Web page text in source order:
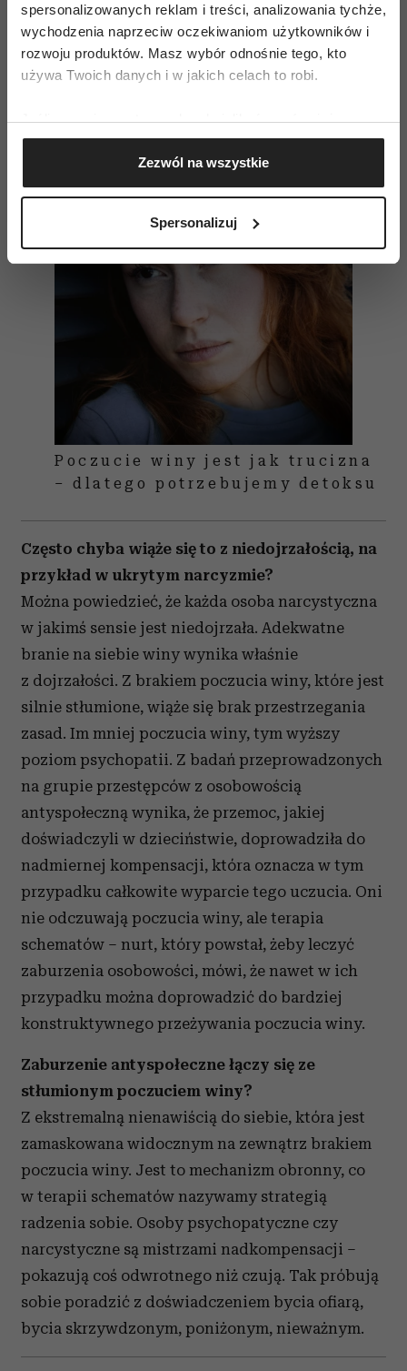
spersonalizowanych reklam i treści, analizowania tychże,
wychodzenia naprzeciw oczekiwaniom użytkowników i
rozwoju produktów. Masz wybór odnośnie tego, kto
używa Twoich danych i w jakich celach to robi.
Jeśli wyrazisz na to zgodę, chcielibyśmy również:
Gromadzić dane dotyczące Twojej lokalizacji
geograficznej z dokładnością nawet do kilku metrów
Identyfikować Twoje urządzenie, aktywnie
(fingerprinting, czyli wirtualny odcisk palca)
dane są przetwarzane oraz ustaw własne preferencje w
. W Deklaracji plików cookie możesz
zmienić lub wycofać swoją zgodę w dowolnej chwili.
Wykorzystujemy pliki cookie do spersonalizowania treści
i reklam, aby oferować funkcje społecznościowe i
analizować ruch w naszej witrynie. Informacje o tym, jak
społecznościowym, reklamowym i analitycznym.
Partnerzy mogą połączyć te informacje z innymi danymi
otrzymanymi od Ciebie lub uzyskanymi podczas
korzystania z ich usług.
Zezwól na wszystkie
Spersonalizuj
można to poznać właśnie po ich roszczeniowości,
arogancji, wywyższaniu się, nieuzasadnionej
pewności siebie.
Czytaj także
Poczucie winy jest jak trucizna
– dlatego potrzebujemy detoksu
Często chyba wiąże się to z niedojrzałością, na
przykład w ukrytym narcyzmie?
Można powiedzieć, że każda osoba narcystyczna
w jakimś sensie jest niedojrzała. Adekwatne
branie na siebie winy wynika właśnie
z dojrzałości. Z brakiem poczucia winy, które jest
silnie stłumione, wiąże się brak przestrzegania
zasad. Im mniej poczucia winy, tym wyższy
poziom psychopatii. Z badań przeprowadzonych
na grupie przestępców z osobowością
antyspołeczną wynika, że przemoc, jakiej
doświadczyli w dzieciństwie, doprowadziła do
nadmiernej kompensacji, która oznacza w tym
przypadku całkowite wyparcie tego uczucia. Oni
nie odczuwają poczucia winy, ale terapia
schematów – nurt, który powstał, żeby leczyć
zaburzenia osobowości, mówi, że nawet w ich
przypadku można doprowadzić do bardziej
konstruktywnego przeżywania poczucia winy.
Zaburzenie antyspołeczne łączy się ze
stłumionym poczuciem winy?
Z ekstremalną nienawiścią do siebie, która jest
zamaskowana widocznym na zewnątrz brakiem
poczucia winy. Jest to mechanizm obronny, co
w terapii schematów nazywamy strategią
radzenia sobie. Osoby psychopatyczne czy
narcystyczne są mistrzami nadkompensacji –
pokazują coś odwrotnego niż czują. Tak próbują
sobie poradzić z doświadczeniem bycia ofiarą,
bycia skrzywdzonym, poniżonym, nieważnym.